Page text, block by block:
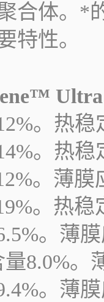
合体。*
特性。
。热
。热
。薄膜
。热
。薄
8.0%。
。薄